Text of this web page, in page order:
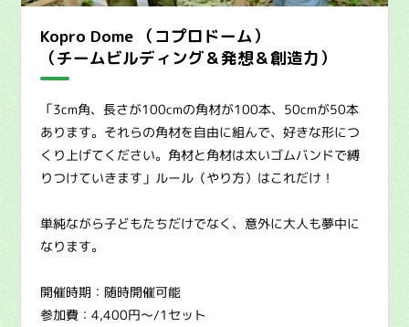
Kopro Dome （コプロドーム）
（チームビルディング＆発想＆創造力）
「3cm角、長さが100cmの角材が100本、50cmが50本
あります。それらの角材を自由に組んで、好きな形につ
くり上げてください。角材と角材は太いゴムバンドで縛
りつけていきます」ルール（やり方）はこれだけ！
単純ながら子どもたちだけでなく、意外に大人も夢中に
なります。
開催時期：随時開催可能
参加費：4,400円〜/1セット